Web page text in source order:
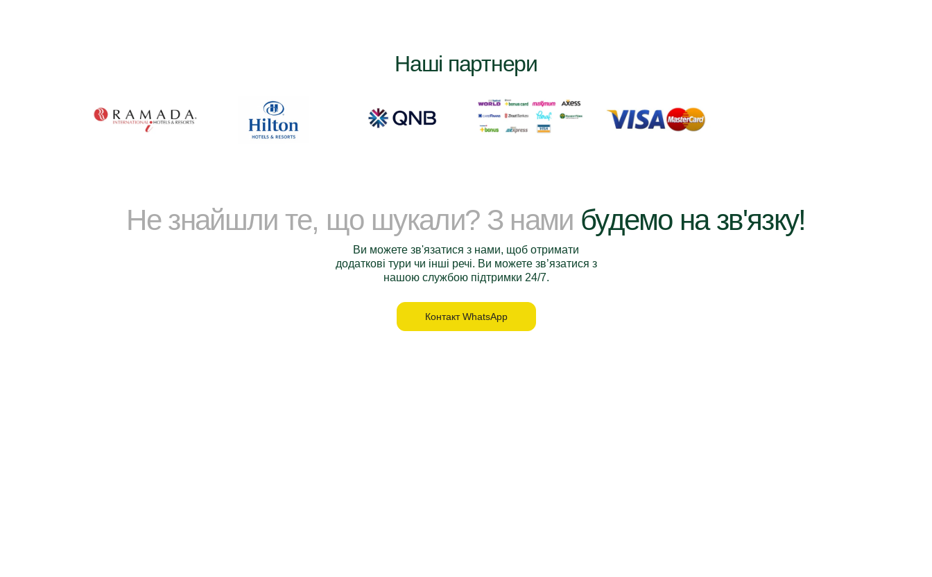
Наші партнери
Не знайшли те, що шукали? З нами будемо на зв'язку!
Ви можете зв'язатися з нами, щоб отримати
додаткові тури чи інші речі. Ви можете зв’язатися з
нашою службою підтримки 24/7.
Контакт WhatsApp